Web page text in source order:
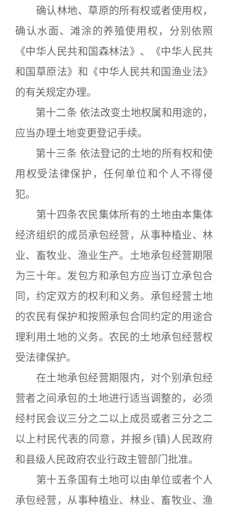
确认林地、草原的所有权或者使用权，
确认水面、滩涂的养殖使用权，分别依照
《中华人民共和国森林法》、《中华人民共
和国草原法》和《中华人民共和国渔业法》
的有关规定办理。
第十二条 依法改变土地权属和用途的，
应当办理土地变更登记手续。
第十三条 依法登记的土地的所有权和使
用权受法律保护，任何单位和个人不得侵
犯。
第十四条农民集体所有的土地由本集体
经济组织的成员承包经营，从事种植业、林
业、畜牧业、渔业生产。土地承包经营期限
为三十年。发包方和承包方应当订立承包合
同，约定双方的权利和义务。承包经营土地
的农民有保护和按照承包合同约定的用途合
理利用土地的义务。农民的土地承包经营权
受法律保护。
在土地承包经营期限内，对个别承包经
营者之间承包的土地进行适当调整的，必须
经村民会议三分之二以上成员或者三分之二
以上村民代表的同意，并报乡(镇)人民政府
和县级人民政府农业行政主管部门批准。
第十五条国有土地可以由单位或者个人
承包经营，从事种植业、林业、畜牧业、渔